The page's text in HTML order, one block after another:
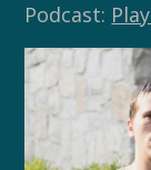
Podcast: